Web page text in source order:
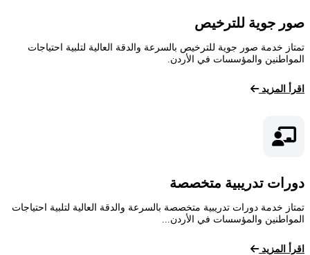
صور جوية للترخيص
تمتاز خدمة صور جوية للترخيص بالسرعة والدقة العالية لتلبية احتياجات
المواطنين والمؤسسات في الأردن.
اقرأ المزيد
دورات تدريبية متخصصة
تمتاز خدمة دورات تدريبية متخصصة بالسرعة والدقة العالية لتلبية احتياجات
المواطنين والمؤسسات في الأردن...
اقرأ المزيد